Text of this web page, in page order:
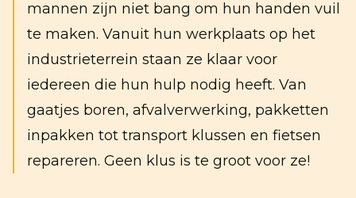
mannen zijn niet bang om hun handen vuil
te maken. Vanuit hun werkplaats op het
industrieterrein staan ze klaar voor
iedereen die hun hulp nodig heeft. Van
gaatjes boren, afvalverwerking, pakketten
inpakken tot transport klussen en fietsen
repareren. Geen klus is te groot voor ze!